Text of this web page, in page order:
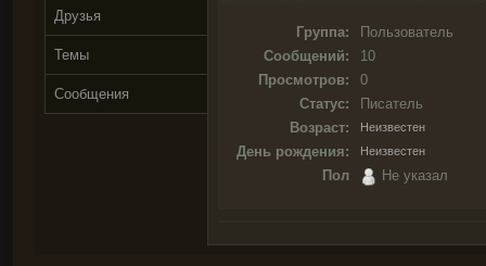
Друзья
Темы
Сообщения
Группа:
Пользователь
Сообщений:
10
Просмотров:
0
Статус:
Писатель
Возраст:
Неизвестен
День рождения: Неизвестен
Пол Не указал